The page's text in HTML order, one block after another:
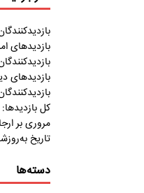
بازدیدهای
بازدیدهای
کل بازدیدها:
مروری بر
تاریخ
دسته‌ها